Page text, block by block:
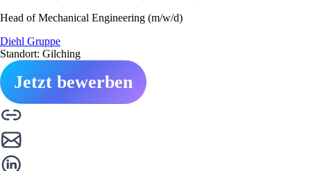
Head of Mechanical Engineering (m/w/d)
Diehl Gruppe
Standort: Gilching
Jetzt bewerben